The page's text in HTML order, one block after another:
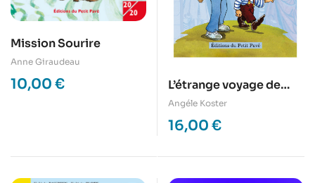
Mission Sourire
Anne Giraudeau
10,00 €
L’étrange voyage de
Lino dans la Vienne –
Histoire de la Vienne
racontée aux enfants
Angéle Koster
16,00 €